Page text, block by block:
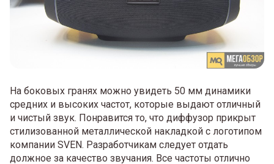
На боковых гранях можно увидеть 50 мм динамики
средних и высоких частот, которые выдают отличный
и чистый звук. Понравится то, что диффузор прикрыт
стилизованной металлической накладкой с логотипом
компании SVEN. Разработчикам следует отдать
должное за качество звучания. Все частоты отлично